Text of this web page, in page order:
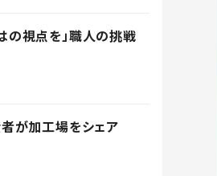
視点を」職人の挑戦
が加工場をシェア